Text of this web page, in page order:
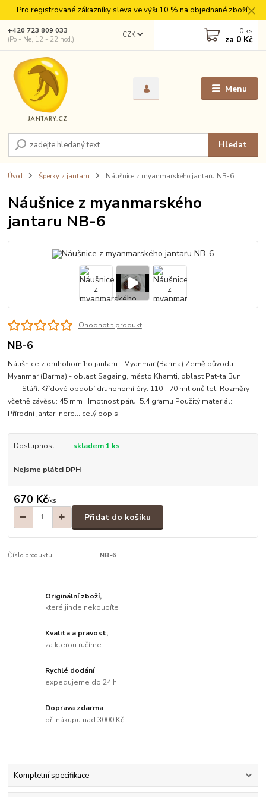
Pro registrované zákazníky sleva ve výši 10 % na objednané zboží.
Menu
CZK
Hledat
+420 723 809 033
(Po - Ne, 12 - 22 hod.)
0 ks
za 0 Kč
Úvod Šperky z jantaru Náušnice z myanmarského jantaru NB-6
Náušnice z myanmarského
jantaru NB-6
Ohodnotit produkt
NB-6
Náušnice z druhohorního jantaru - Myanmar (Barma) Země původu:
Myanmar (Barma) - oblast Sagaing, město Khamti, oblast Pat-ta Bun.
Stáří: Křídové období druhohorní éry: 110 - 70 milionů let. Rozměry
včetně závěsu: 45 mm Hmotnost páru: 5.4 gramu Použitý materiál:
Přírodní jantar, nere... celý popis
Dostupnost skladem 1 ks
Nejsme plátci DPH
670 Kč/ks
Přidat do košíku
Číslo produktu: NB-6
Originální zboží,
které jinde nekoupíte
Kvalita a pravost,
za kterou ručíme
Rychlé dodání
expedujeme do 24 h
Doprava zdarma
při nákupu nad 3000 Kč
Kompletní specifikace